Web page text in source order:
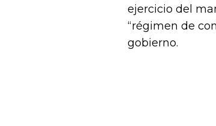
ejercicio del
“régimen de
gobierno.